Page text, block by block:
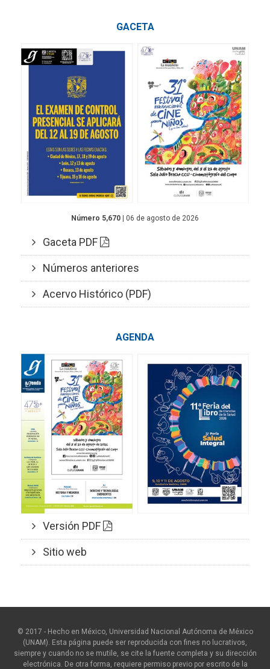
GACETA
Número 5,670 | 06 de agosto de 2026
Gaceta PDF
Números anteriores
Acervo Histórico (PDF)
AGENDA
Versión PDF
Sitio web
© 2017 - Hecho en México, Universidad Nacional Autónoma de México
(UNAM). Esta página puede ser reproducida con fines no lucrativos,
siempre y cuando no se mutile, se cite la fuente completa y su dirección
electrónica. De otra forma, requiere permiso previo por escrito de la